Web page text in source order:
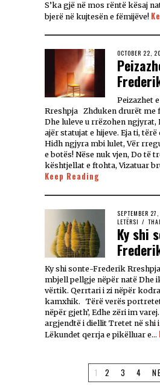
S’ka gjë në mos rëntë kësaj
bjerë në kujtesën e fëmijëve!
OCTOBER 22,
Peizazhet
Rreshpja Zhduken drurët me
Dhe luleve u rrëzohen ngjyrat,
ajër statujat e hijeve. Eja ti,
Hidh ngjyra mbi lulet, Vër
e botës! Nëse nuk vjen, Do të
kështjellat e ftohta, Vizatuar
Keep Reading
SEPTEMBER
LETËRSI /
Ky shi
Ky shi sonte-Frederik
mbjell pellgje nëpër natë Dhe
vërtik. Qerrtari i zi nëpër
kamxhik. Tërë verës
nëpër gjeth’, Edhe zëri im
argjendtë i diellit Tretet në shi
Lëkundet qerrja e pikëlluar e…
1 2 3 4